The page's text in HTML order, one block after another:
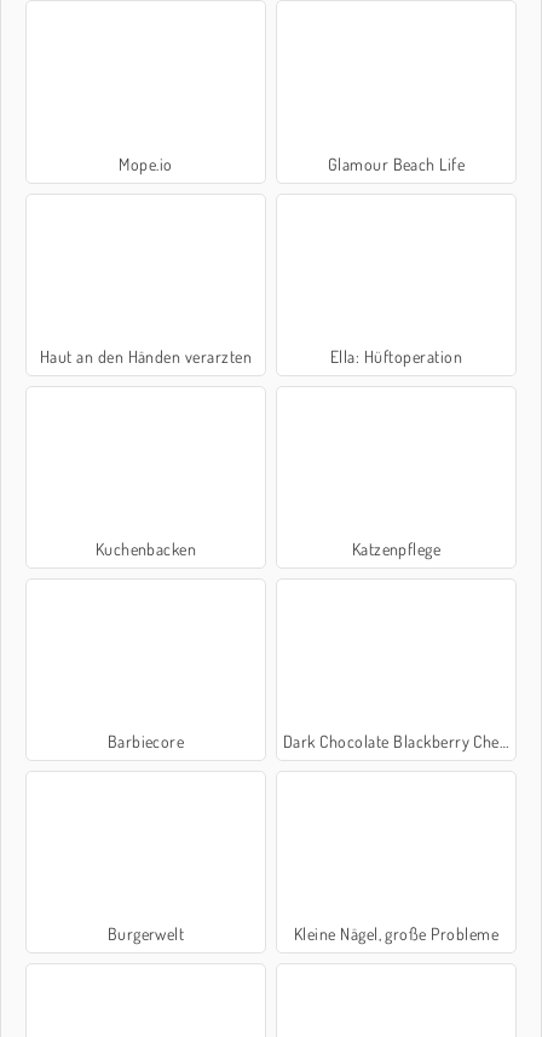
Mope.io Glamour Beach Life
Haut an den Händen verarzten Ella: Hüftoperation
Kuchenbacken Katzenpflege
Barbiecore Dark Chocolate Blackberry Cheesecake: Sara's Cooking Class
Burgerwelt Kleine Nägel, große Probleme